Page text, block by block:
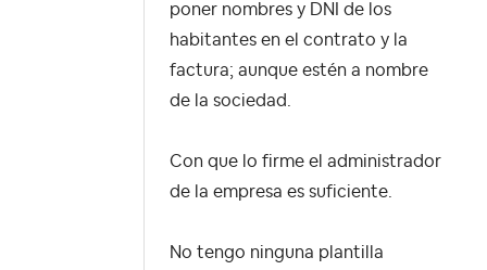
poner nombres y DNI de los
habitantes en el contrato y la
factura; aunque estén a nombre
de la sociedad.
Con que lo firme el administrador
de la empresa es suficiente.
No tengo ninguna plantilla